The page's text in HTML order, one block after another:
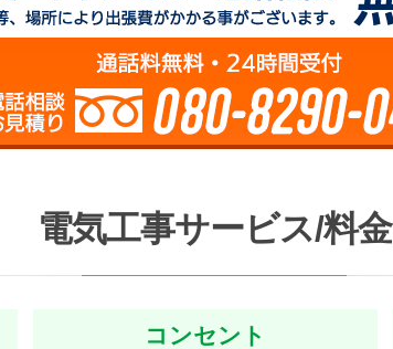
電気工事サービス/料金
コンセント